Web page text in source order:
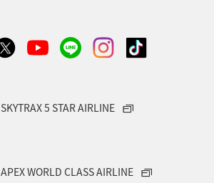
SKYTRAX 5 STAR AIRLINE
APEX WORLD CLASS AIRLINE